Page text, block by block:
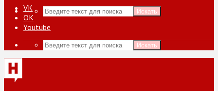
Искать
VK
ОК
Youtube
Искать